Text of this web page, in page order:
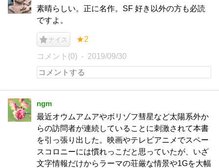
素晴らしい。正に名作。SF 好き以外の方も必読
ですよ。
ナイス ★2
コメント(0) 2019/09/30
ngm
最近オウムアムアやボリゾフ彗星など太陽系外か
らの訪問者が連続していることに刺激されて本書
を引っ張り出した。映画やテレビアニメでスペー
スコロニーには慣れっこだと思っていたが、いざ
文字情報だけからラーマの荘厳な情景や1Gを大幅